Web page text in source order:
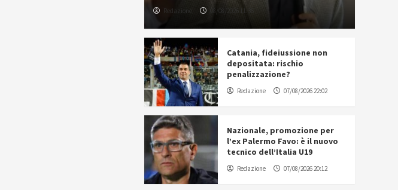
Redazione 08/08/2026 11:36
Catania, fideiussione non
depositata: rischio
penalizzazione?
Redazione 07/08/2026 22:02
Nazionale, promozione per
l’ex Palermo Favo: è il nuovo
tecnico dell’Italia U19
Redazione 07/08/2026 20:12